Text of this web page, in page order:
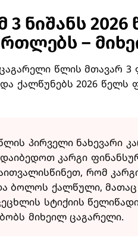
3 ნიშანს
–
წლის მთავარ 3
ქალწუნებს 2026
პირველი ნახევარი
კარგი
რომ
ბოლოს ქალწული, მათაც
სტიქიის
მიხეილ ცაგარელი.